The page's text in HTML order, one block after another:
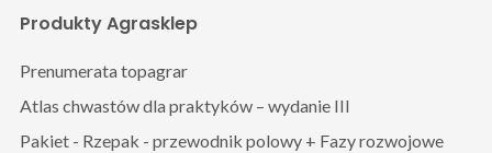
Produkty Agrasklep
Prenumerata topagrar
Atlas chwastów dla praktyków – wydanie III
Pakiet - Rzepak - przewodnik polowy + Fazy rozwojowe